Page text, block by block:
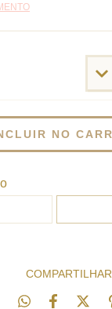
COMPARTILHAR